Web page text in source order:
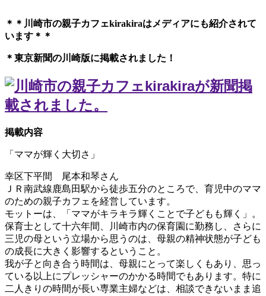
＊＊川崎市の親子カフェkirakiraは メディアにも紹介されて
います＊＊
＊東京新聞の川崎版に掲載されました！
掲載内容
「ママが輝く大切さ」
幸区下平間 尾本和琴さん
ＪＲ南武線鹿島田駅から徒歩五分のところで、育児中のママ
のための親子カフェを経営しています。
モットーは、「ママがキラキラ輝くことで子どもも輝く」。
保育士として十六年間、川崎市内の保育園に勤務し、さらに
三児の母という立場から思うのは、母親の精神状態が子ども
の成長に大きく影響するということ。
我が子と向き合う時間は、母親にとって楽しくもあり、思っ
ている以上にプレッシャーのかかる時間でもあります。特に
二人きりの時間が長い専業主婦などは、相談できないまま追